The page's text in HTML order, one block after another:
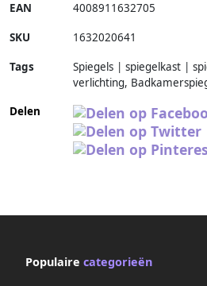
EAN 4008911632705
SKU 1632020641
Tags
Spiegels | spiegelkast |
verlichting,
Delen
Populaire categorieën